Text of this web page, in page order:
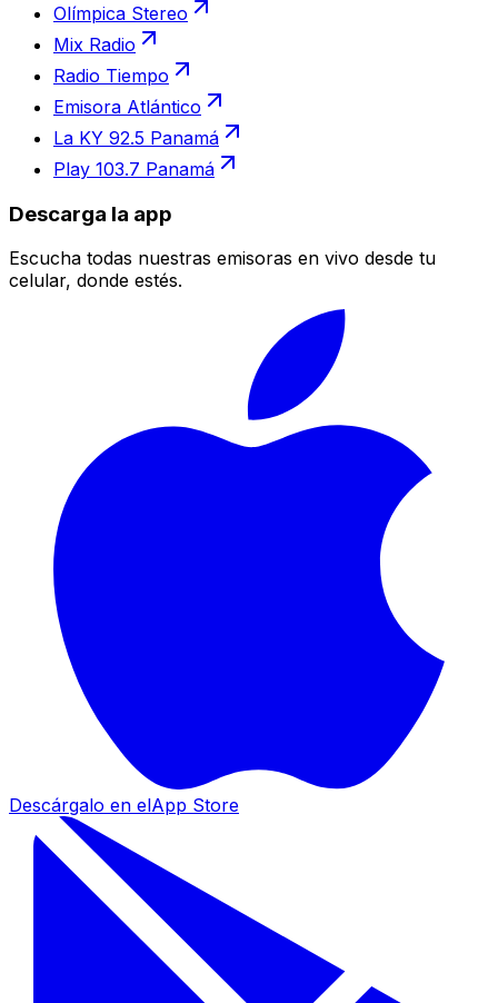
Olímpica Stereo
Mix Radio
Radio Tiempo
Emisora Atlántico
La KY 92.5 Panamá
Play 103.7 Panamá
Descarga la app
Escucha todas nuestras emisoras en vivo desde tu
celular, donde estés.
Descárgalo en elApp Store